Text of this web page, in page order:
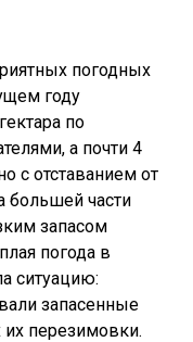
погодных
году
по
а почти 4
с отставанием от
большей части
запасом
погода в
ситуацию:
запасенные
их перезимовки.